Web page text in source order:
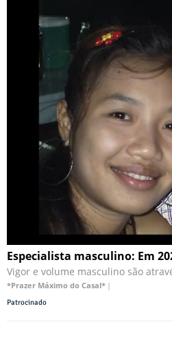
Especialista masculino: Em
Vigor e volume masculino são
*Prazer Máximo do Casal* |
Patrocinado